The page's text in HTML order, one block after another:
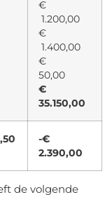
€
1.200,00
€
1.400,00
€
50,00
€
35.150,00
-€
2.390,00
de volgende